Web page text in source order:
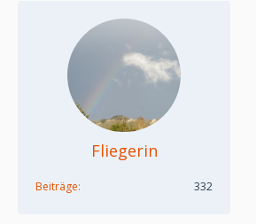
Fliegerin
Beiträge 332